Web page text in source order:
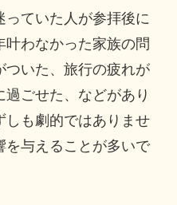
ていた人が参拝後に
わなかった家族の問
ついた、旅行の疲れが
ごせた、などがあり
しも劇的ではありませ
を与えることが多いで